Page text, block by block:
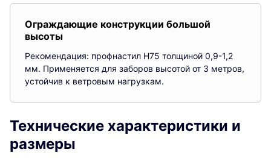
Ограждающие конструкции большой
высоты
Рекомендация: профнастил Н75 толщиной 0,9-1,2
мм. Применяется для заборов высотой от 3 метров,
устойчив к ветровым нагрузкам.
Технические характеристики и
размеры